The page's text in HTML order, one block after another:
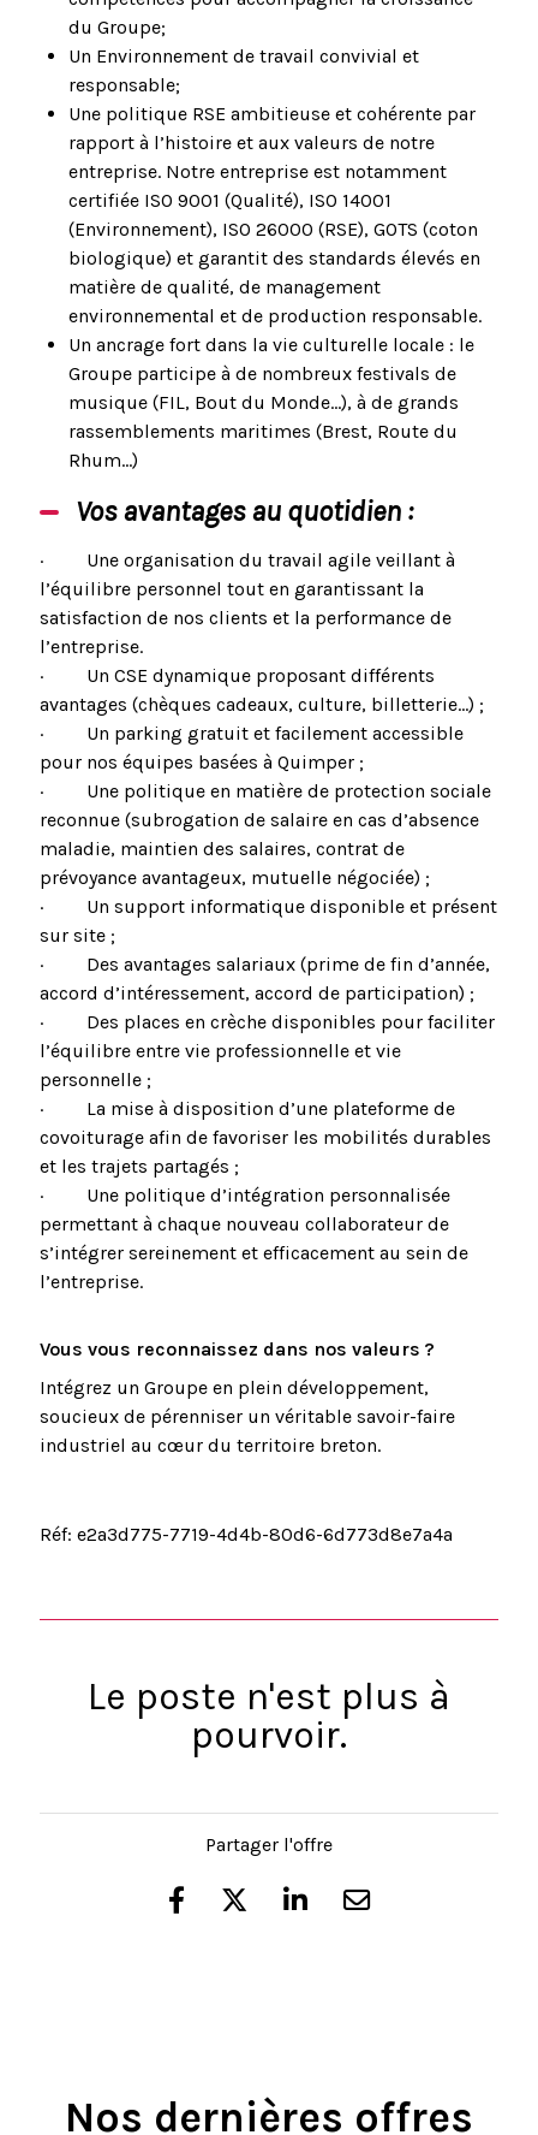
du Groupe;
Un Environnement de travail convivial et
responsable;
Une politique RSE ambitieuse et cohérente par
rapport à l’histoire et aux valeurs de notre
entreprise. Notre entreprise est notamment
certifiée ISO 9001 (Qualité), ISO 14001
(Environnement), ISO 26000 (RSE), GOTS (coton
biologique) et garantit des standards élevés en
matière de qualité, de management
environnemental et de production responsable.
Un ancrage fort dans la vie culturelle locale : le
Groupe participe à de nombreux festivals de
musique (FIL, Bout du Monde...), à de grands
rassemblements maritimes (Brest, Route du
Rhum...)
Vos avantages au quotidien :
· Une organisation du travail agile veillant à
l’équilibre personnel tout en garantissant la
satisfaction de nos clients et la performance de
l’entreprise.
· Un CSE dynamique proposant différents
avantages (chèques cadeaux, culture, billetterie...) ;
· Un parking gratuit et facilement accessible
pour nos équipes basées à Quimper ;
· Une politique en matière de protection sociale
reconnue (subrogation de salaire en cas d’absence
maladie, maintien des salaires, contrat de
prévoyance avantageux, mutuelle négociée) ;
· Un support informatique disponible et présent
sur site ;
· Des avantages salariaux (prime de fin d’année,
accord d’intéressement, accord de participation) ;
· Des places en crèche disponibles pour faciliter
l’équilibre entre vie professionnelle et vie
personnelle ;
· La mise à disposition d’une plateforme de
covoiturage afin de favoriser les mobilités durables
et les trajets partagés ;
· Une politique d’intégration personnalisée
permettant à chaque nouveau collaborateur de
s’intégrer sereinement et efficacement au sein de
l’entreprise.
Vous vous reconnaissez dans nos valeurs ?
Intégrez un Groupe en plein développement,
soucieux de pérenniser un véritable savoir-faire
industriel au cœur du territoire breton.
Réf: e2a3d775-7719-4d4b-80d6-6d773d8e7a4a
Le poste n'est plus à
pourvoir.
Partager l'offre
Nos dernières offres